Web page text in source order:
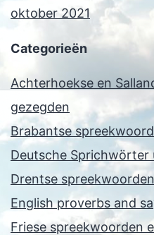
oktober 2021
Categorieën
Achterhoekse en
gezegden
Brabantse
Deutsche Sprichwörter
Drentse
English proverbs and
Friese spreekwoorden